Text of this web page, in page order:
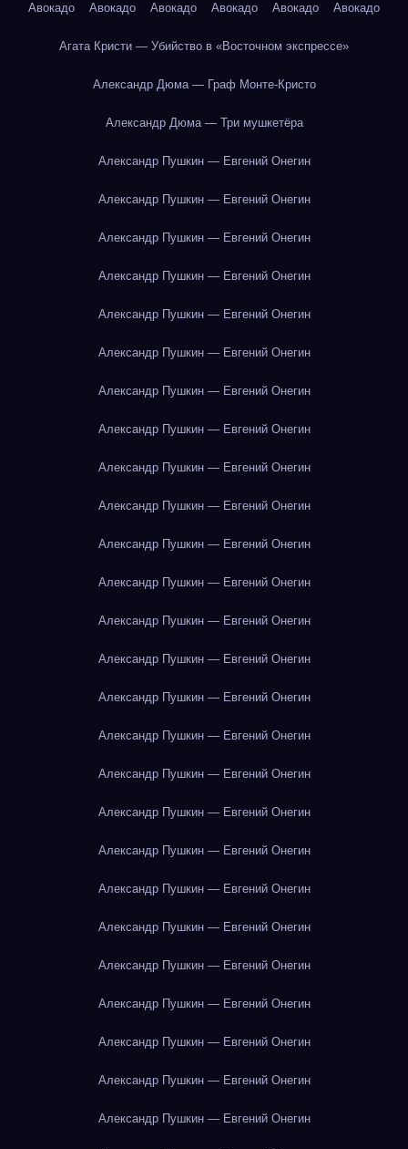
Авокадо Авокадо Авокадо Авокадо Авокадо Авокадо
Агата Кристи — Убийство в «Восточном экспрессе»
Александр Дюма — Граф Монте-Кристо
Александр Дюма — Три мушкетёра
Александр Пушкин — Евгений Онегин
Александр Пушкин — Евгений Онегин
Александр Пушкин — Евгений Онегин
Александр Пушкин — Евгений Онегин
Александр Пушкин — Евгений Онегин
Александр Пушкин — Евгений Онегин
Александр Пушкин — Евгений Онегин
Александр Пушкин — Евгений Онегин
Александр Пушкин — Евгений Онегин
Александр Пушкин — Евгений Онегин
Александр Пушкин — Евгений Онегин
Александр Пушкин — Евгений Онегин
Александр Пушкин — Евгений Онегин
Александр Пушкин — Евгений Онегин
Александр Пушкин — Евгений Онегин
Александр Пушкин — Евгений Онегин
Александр Пушкин — Евгений Онегин
Александр Пушкин — Евгений Онегин
Александр Пушкин — Евгений Онегин
Александр Пушкин — Евгений Онегин
Александр Пушкин — Евгений Онегин
Александр Пушкин — Евгений Онегин
Александр Пушкин — Евгений Онегин
Александр Пушкин — Евгений Онегин
Александр Пушкин — Евгений Онегин
Александр Пушкин — Евгений Онегин